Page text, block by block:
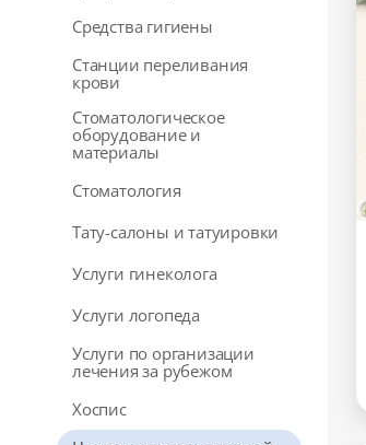
Средства гигиены
Станции переливания
крови
Стоматологическое
оборудование и
материалы
Стоматология
Тату-салоны и татуировки
Услуги гинеколога
Услуги логопеда
Услуги по организации
лечения за рубежом
Хоспис